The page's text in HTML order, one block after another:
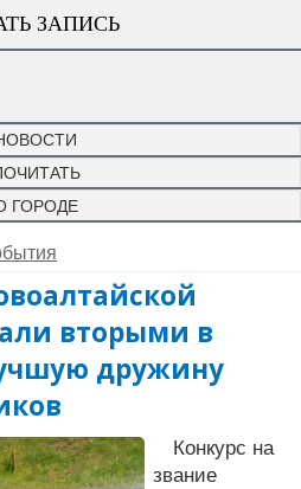
ЗАПИСЬ
ГОРОДЕ
вторыми в
дружину
Конкурс на
звание